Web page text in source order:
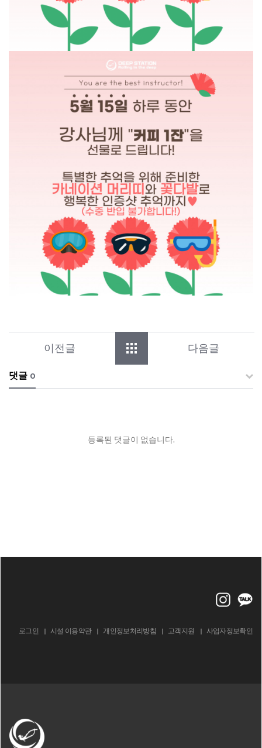
이전글 다음글
댓글 0
등록된 댓글이 없습니다.
로그인 시설 이용약관 개인정보처리방침 고객지원 사업자정보확인